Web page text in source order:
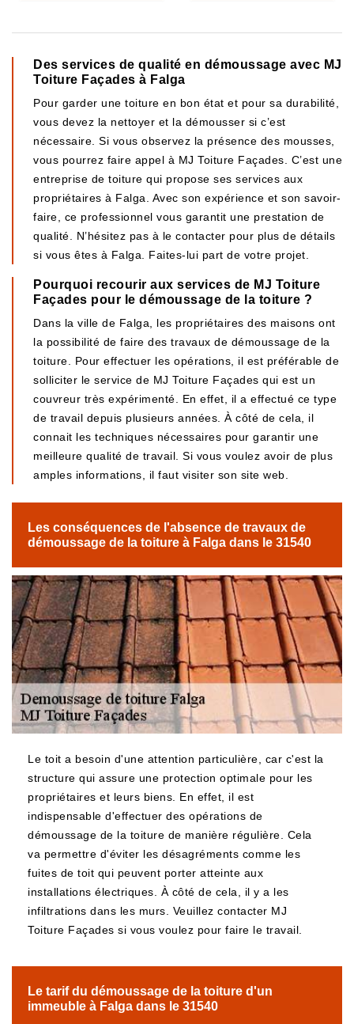
Des services de qualité en démoussage avec MJ
Toiture Façades à Falga
Pour garder une toiture en bon état et pour sa durabilité,
vous devez la nettoyer et la démousser si c’est
nécessaire. Si vous observez la présence des mousses,
vous pourrez faire appel à MJ Toiture Façades. C’est une
entreprise de toiture qui propose ses services aux
propriétaires à Falga. Avec son expérience et son savoir-
faire, ce professionnel vous garantit une prestation de
qualité. N’hésitez pas à le contacter pour plus de détails
si vous êtes à Falga. Faites-lui part de votre projet.
Pourquoi recourir aux services de MJ Toiture
Façades pour le démoussage de la toiture ?
Dans la ville de Falga, les propriétaires des maisons ont
la possibilité de faire des travaux de démoussage de la
toiture. Pour effectuer les opérations, il est préférable de
solliciter le service de MJ Toiture Façades qui est un
couvreur très expérimenté. En effet, il a effectué ce type
de travail depuis plusieurs années. À côté de cela, il
connait les techniques nécessaires pour garantir une
meilleure qualité de travail. Si vous voulez avoir de plus
amples informations, il faut visiter son site web.
Les conséquences de l'absence de travaux de
démoussage de la toiture à Falga dans le 31540
Le toit a besoin d'une attention particulière, car c'est la
structure qui assure une protection optimale pour les
propriétaires et leurs biens. En effet, il est
indispensable d'effectuer des opérations de
démoussage de la toiture de manière régulière. Cela
va permettre d'éviter les désagréments comme les
fuites de toit qui peuvent porter atteinte aux
installations électriques. À côté de cela, il y a les
infiltrations dans les murs. Veuillez contacter MJ
Toiture Façades si vous voulez pour faire le travail.
Le tarif du démoussage de la toiture d'un
immeuble à Falga dans le 31540